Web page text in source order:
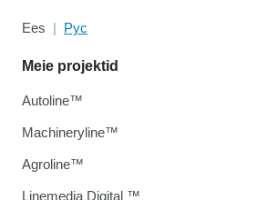
Ees Рус
Meie projektid
Autoline™
Machineryline™
Agroline™
Linemedia Digital ™